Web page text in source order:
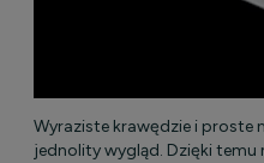
Wyraziste krawędzie i proste
jednolity wygląd. Dzięki